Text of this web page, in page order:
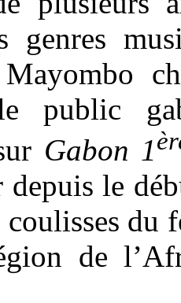
genres
public
Gabon 1
le
du
de